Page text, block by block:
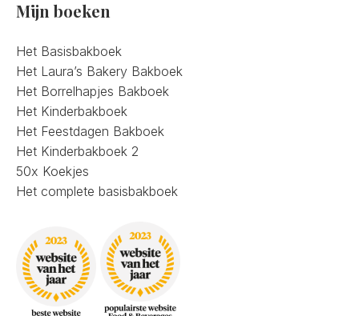
Mijn boeken
Het Basisbakboek
Het Laura’s Bakery Bakboek
Het Borrelhapjes Bakboek
Het Kinderbakboek
Het Feestdagen Bakboek
Het Kinderbakboek 2
50x Koekjes
Het complete basisbakboek